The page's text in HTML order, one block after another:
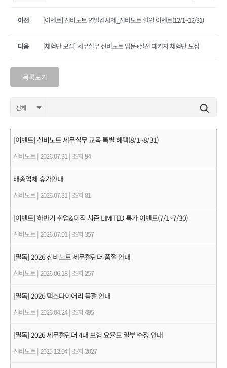
이전 [이벤트] 신비노트 연말감사제_신비노트 할인 이벤트(12/1~12/31)
[체험단 모집] 세무실무 신비노트 입문+실전 패키지 체험단 모집
다음
목록보기
[이벤트] 신비노트 세무실무 교육 특별 혜택(8/1~8/31)
신비노트 | 2026.07.31 | 조회 94
배송업체 휴가안내
신비노트 | 2026.07.31 | 조회 81
[이벤트] 하반기 취업&이직 시즌 LIMITED 특가 이벤트(7/1~7/30)
신비노트 | 2026.07.01 | 조회 357
[필독] 2026 신비노트 세무캘린더 품절 안내
신비노트 | 2026.06.18 | 조회 257
[필독] 2026 택스다이어리 품절 안내
신비노트 | 2026.04.24 | 조회 495
[필독] 2026 세무캘린더 4대 보험 요율표 일부 수정 안내
신비노트 | 2025.12.04 | 조회 2027